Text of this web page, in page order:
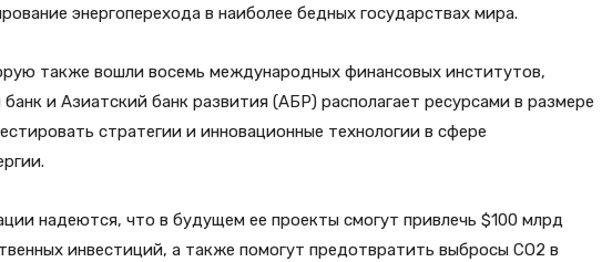
энергоперехода в наиболее бедных государствах мира.
также вошли восемь международных финансовых институтов,
и Азиатский банк развития (АБР) располагает ресурсами в размере
стратегии и инновационные технологии в сфере
надеются, что в будущем ее проекты смогут привлечь $100 млрд
инвестиций, а также помогут предотвратить выбросы CO2 в